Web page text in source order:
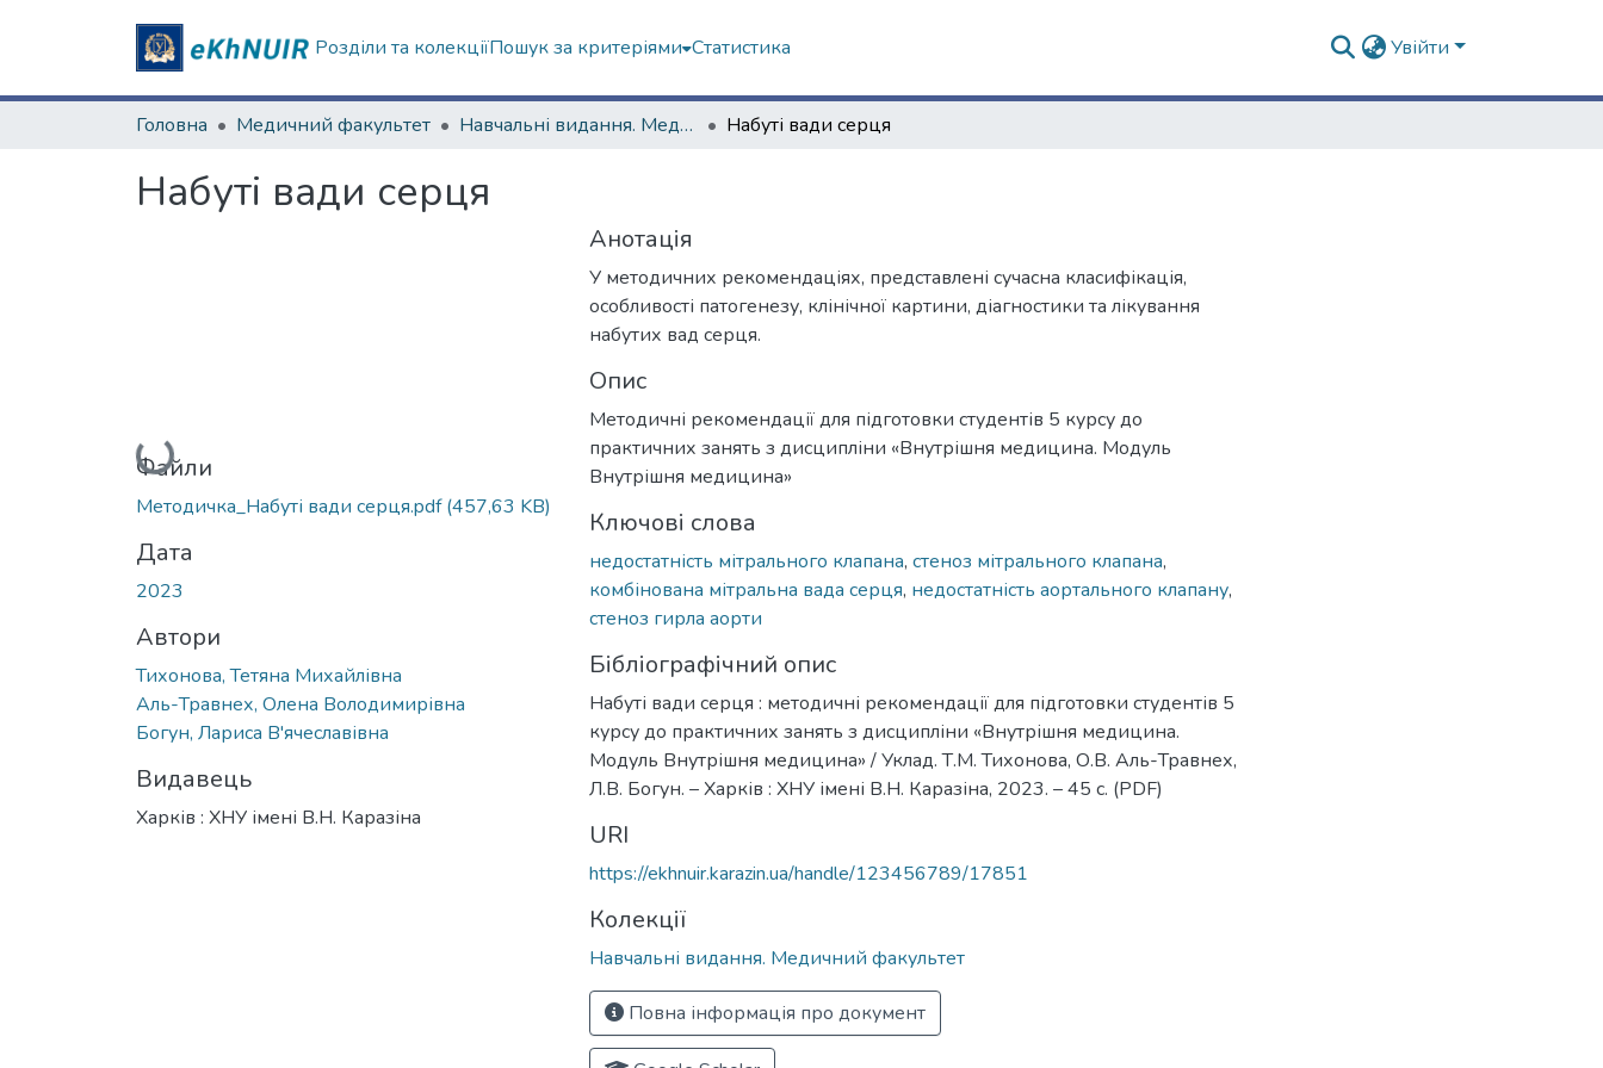
Розділи та колекціїПошук за критеріями Статистика Увійти
Головна Медичний факультет Навчальні видання. Медичний факультет Набуті вади серця
Набуті вади серця
Вантажиться...
Файли
Методичка_Набуті вади серця.pdf(457,63 KB)
Дата
2023
Автори
Тихонова, Тетяна Михайлівна
Аль-Травнех, Олена Володимирівна
Богун, Лариса В'ячеславівна
Видавець
Харків : ХНУ імені В.Н. Каразіна
Анотація
У методичних рекомендаціях, представлені сучасна класифікація,
особливості патогенезу, клінічної картини, діагностики та лікування
набутих вад серця.
Опис
Методичні рекомендації для підготовки студентів 5 курсу до
практичних занять з дисципліни «Внутрішня медицина. Модуль
Внутрішня медицина»
Ключові слова
недостатність мітрального клапана, стеноз мітрального клапана,
комбінована мітральна вада серця, недостатність аортального клапану,
стеноз гирла аорти
Бібліографічний опис
Набуті вади серця : методичні рекомендації для підготовки студентів 5
курсу до практичних занять з дисципліни «Внутрішня медицина.
Модуль Внутрішня медицина» / Уклад. Т.М. Тихонова, О.В. Аль-Травнех,
Л.В. Богун. – Харків : ХНУ імені В.Н. Каразіна, 2023. – 45 с. (PDF)
URI
https://ekhnuir.karazin.ua/handle/123456789/17851
Колекції
Навчальні видання. Медичний факультет
Повна інформація про документ